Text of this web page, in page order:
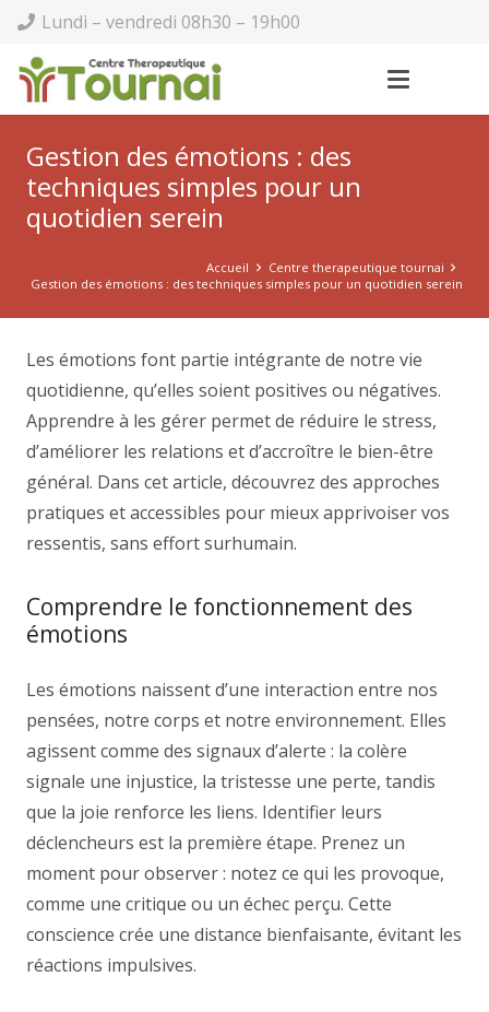
Lundi – vendredi 08h30 – 19h00
Gestion des émotions : des
techniques simples pour un
quotidien serein
Accueil
Centre therapeutique tournai
Gestion des émotions : des techniques simples pour un quotidien serein
Les émotions font partie intégrante de notre vie
quotidienne, qu’elles soient positives ou négatives.
Apprendre à les gérer permet de réduire le stress,
d’améliorer les relations et d’accroître le bien-être
général. Dans cet article, découvrez des approches
pratiques et accessibles pour mieux apprivoiser vos
ressentis, sans effort surhumain.
Comprendre le fonctionnement des
émotions
Les émotions naissent d’une interaction entre nos
pensées, notre corps et notre environnement. Elles
agissent comme des signaux d’alerte : la colère
signale une injustice, la tristesse une perte, tandis
que la joie renforce les liens. Identifier leurs
déclencheurs est la première étape. Prenez un
moment pour observer : notez ce qui les provoque,
comme une critique ou un échec perçu. Cette
conscience crée une distance bienfaisante, évitant les
réactions impulsives.